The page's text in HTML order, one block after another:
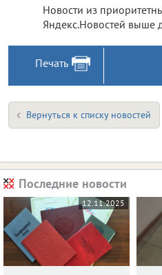
Новости из
Яндекс.Новостей выше
Печать
Вернуться к списку новостей
Последние новости
12.11.2025